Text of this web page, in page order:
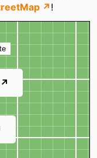
↗ !